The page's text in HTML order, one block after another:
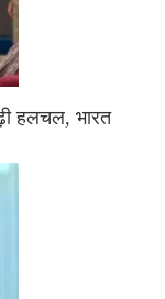
हलचल, भारत